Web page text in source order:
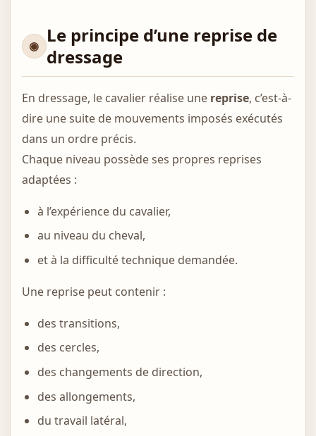
Le principe d’une reprise de
dressage
En dressage, le cavalier réalise une reprise, c’est-à-
dire une suite de mouvements imposés exécutés
dans un ordre précis.
Chaque niveau possède ses propres reprises
adaptées :
à l’expérience du cavalier,
au niveau du cheval,
et à la difficulté technique demandée.
Une reprise peut contenir :
des transitions,
des cercles,
des changements de direction,
des allongements,
du travail latéral,